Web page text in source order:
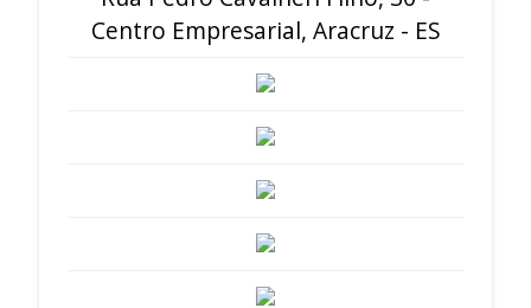
Centro Empresarial, Aracruz - ES